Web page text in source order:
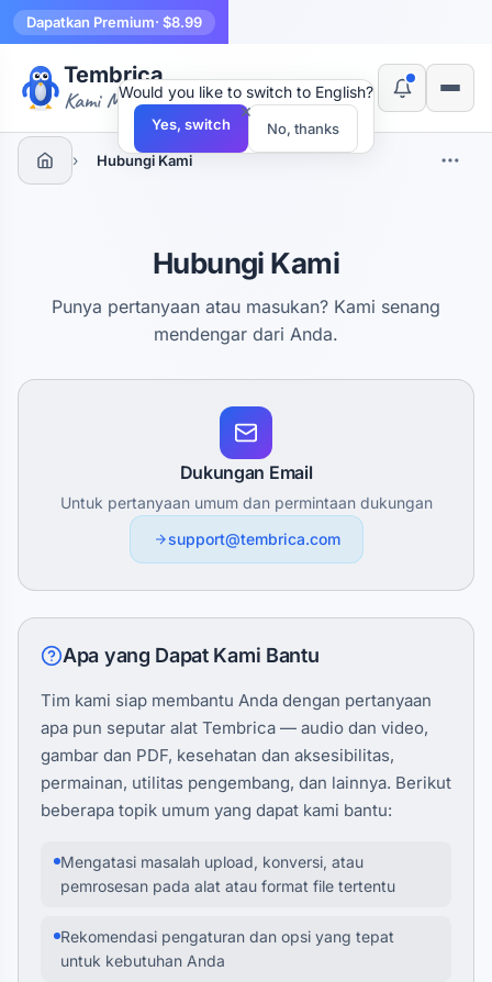
Dapatkan Premium· $8.99
Tembrica
Kami Membuat Alat
› Hubungi Kami
Hubungi Kami
Punya pertanyaan atau masukan? Kami senang
mendengar dari Anda.
Dukungan Email
Untuk pertanyaan umum dan permintaan dukungan
support@tembrica.com
Apa yang Dapat Kami Bantu
Tim kami siap membantu Anda dengan pertanyaan
apa pun seputar alat Tembrica — audio dan video,
gambar dan PDF, kesehatan dan aksesibilitas,
permainan, utilitas pengembang, dan lainnya. Berikut
beberapa topik umum yang dapat kami bantu:
Mengatasi masalah upload, konversi, atau
pemrosesan pada alat atau format file tertentu
Rekomendasi pengaturan dan opsi yang tepat
untuk kebutuhan Anda
×
Would you like to switch to English?
Yes, switch No, thanks